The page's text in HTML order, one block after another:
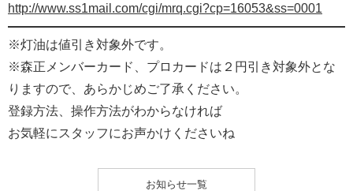
http://www.ss1mail.com/cgi/mrq.cgi?cp=16053&ss=0001
※灯油は値引き対象外です。
※森正メンバーカード、プロカードは２円引き対象外とな
りますので、あらかじめご了承ください。
登録方法、操作方法がわからなければ
お気軽にスタッフにお声かけくださいね
お知らせ一覧